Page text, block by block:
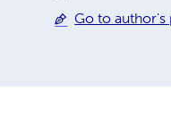
Go to author's